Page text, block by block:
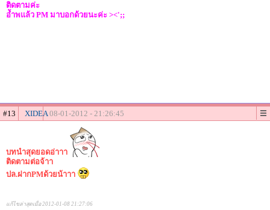
ติดตามค่ะ
อัำพแล้ว PM มาบอกด้วยนะค่ะ ><';;
#13 XIDEA08-01-2012 - 21:26:45
บทนำสุดยอดอ่าาา
ติดตามต่อจ้าา
ปล.ฝากPMด้วยน้าาา
แก้ไขล่าสุดเมื่อ 2012-01-08 21:27:06